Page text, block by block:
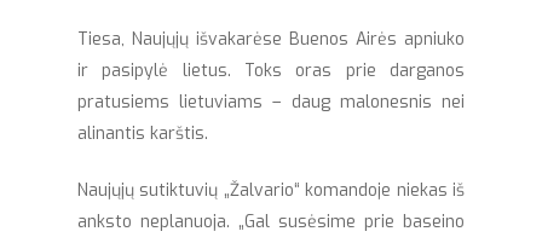
Tiesa, Naujųjų išvakarėse Buenos Airės apniuko
ir pasipylė lietus. Toks oras prie darganos
pratusiems lietuviams – daug malonesnis nei
alinantis karštis.
Naujųjų sutiktuvių „Žalvario“ komandoje niekas iš
anksto neplanuoja. „Gal susėsime prie baseino